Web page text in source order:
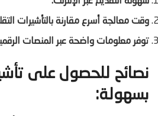
وقت معالجة أسرع مقارنة بالتأشيرات
توفر معلومات واضحة عبر المنصات
نصائح للحصول على
بسهولة: